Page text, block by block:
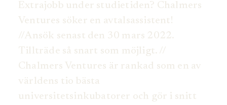
Extrajobb under studietiden? Chalmers
Ventures söker en avtalsassistent!
//Ansök senast den 30 mars 2022.
Tillträde så snart som möjligt. //
Chalmers Ventures är rankad som en av
världens tio bästa
universitetsinkubatorer och gör i snitt